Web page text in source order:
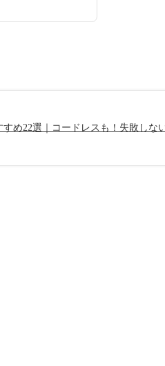
すめ22選｜コードレスも！失敗しな